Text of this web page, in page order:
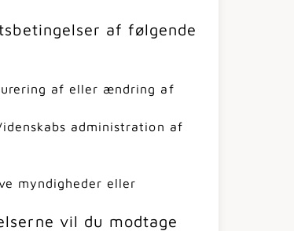
af følgende
af eller ændring af
administration af
myndigheder eller
vil du modtage